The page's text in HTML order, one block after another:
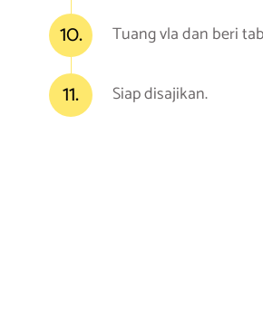
10. Tuang vla dan beri
11. Siap disajikan.